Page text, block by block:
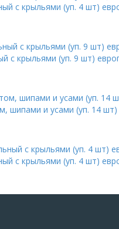
с крыльями (уп. 4 шт)
с крыльями (уп. 9 шт)
шипами и усами (уп. 14 шт)
с крыльями (уп. 4 шт)